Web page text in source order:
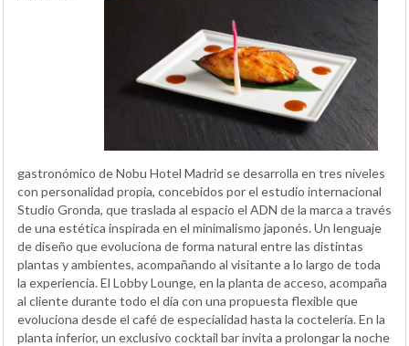
gastronómico de Nobu Hotel Madrid se desarrolla en tres niveles
con personalidad propia, concebidos por el estudio internacional
Studio Gronda, que traslada al espacio el ADN de la marca a través
de una estética inspirada en el minimalismo japonés. Un lenguaje
de diseño que evoluciona de forma natural entre las distintas
plantas y ambientes, acompañando al visitante a lo largo de toda
la experiencia. El Lobby Lounge, en la planta de acceso, acompaña
al cliente durante todo el día con una propuesta flexible que
evoluciona desde el café de especialidad hasta la coctelería. En la
planta inferior, un exclusivo cocktail bar invita a prolongar la noche